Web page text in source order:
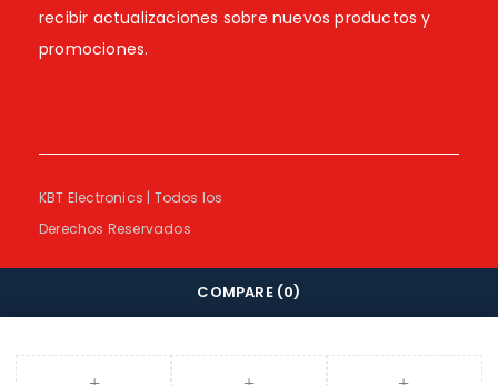
recibir actualizaciones sobre nuevos productos y
promociones.
KBT Electronics | Todos los
Derechos Reservados
COMPARE (0)